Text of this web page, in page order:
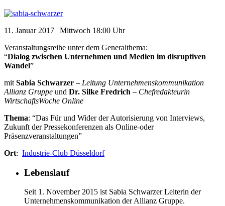
11. Januar 2017 | Mittwoch 18:00 Uhr
Veranstaltungsreihe unter dem Generalthema:
“Dialog zwischen Unternehmen und Medien im disruptiven
Wandel”
mit Sabia Schwarzer – Leitung Unternehmenskommunikation
Allianz Gruppe und Dr. Silke Fredrich – Chefredakteurin
WirtschaftsWoche Online
Thema: “Das Für und Wider der Autorisierung von Interviews,
Zukunft der Pressekonferenzen als Online-oder
Präsenzveranstaltungen”
Ort: Industrie-Club Düsseldorf
Lebenslauf
Seit 1. November 2015 ist Sabia Schwarzer Leiterin der
Unternehmenskommunikation der Allianz Gruppe.